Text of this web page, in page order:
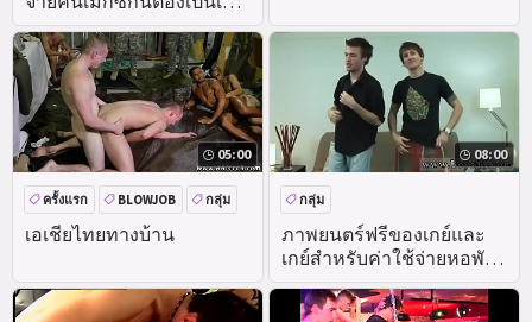
เซ็กส์ก่อนเวลาตื่นเต้นต้อง
05:00
เอเชียไทยทางบ้าน
ครั้งแรก BLOWJOB
กลุ่ม
เครื่องแบบ
08:00
ภาพยนตร์ฟรีของเกย์และ
เกย์สำหรับค่าใช้จ่ายหอพัก
โรงเรียนราคาคร่อมแดเนีย
กลุ่ม